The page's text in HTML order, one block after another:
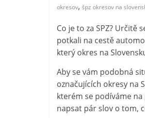
okresov, špz okresov na
Co je to za SPZ? Určitě
potkali na cestě
který okres na
Aby se vám podobná
označujících okresy na
kterém se podíváme
napsat pár slov o tom,